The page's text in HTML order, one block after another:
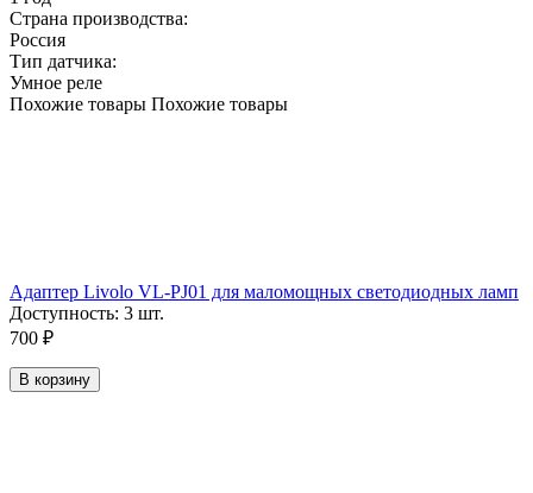
Страна производства:
Россия
Тип датчика:
Умное реле
Похожие товары Похожие товары
Адаптер Livolo VL-PJ01 для маломощных светодиодных ламп
Доступность: 3 шт.
700 ₽
В корзину